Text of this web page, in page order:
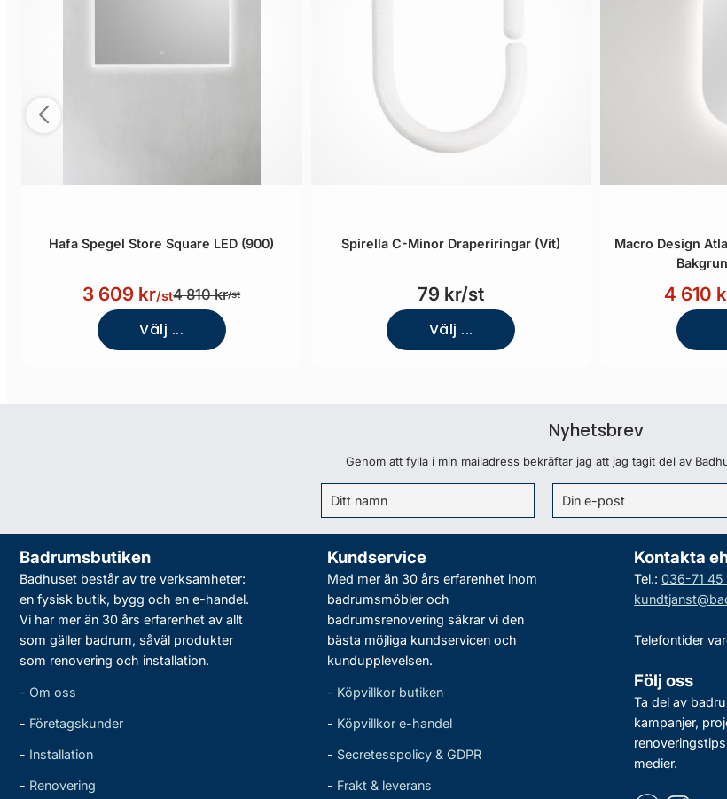
Hafa Spegel Store Square LED (900)
3 609 kr/st4 810 kr/st
Välj ...
Spirella C-Minor Draperiringar (Vit)
79 kr/st
Välj ...
Macro Design
4 610
Nyhetsbrev
Genom att fylla i min mailadress bekräftar jag att jag tagit del av
Badrumsbutiken
Badhuset består av tre verksamheter:
en fysisk butik, bygg och en e-handel.
Vi har mer än 30 års erfarenhet av allt
som gäller badrum, såväl produkter
som renovering och installation.
- Om oss
- Företagskunder
- Installation
- Renovering
Kundservice
Med mer än 30 års erfarenhet inom
badrumsmöbler och
badrumsrenovering säkrar vi den
bästa möjliga kundservicen och
kundupplevelsen.
- Köpvillkor butiken
- Köpvillkor e-handel
- Secretesspolicy & GDPR
- Frakt & leverans
Kontakta
Tel.: 036-71 45
Telefontider
Följ oss
Ta del av
kampanjer,
medier.